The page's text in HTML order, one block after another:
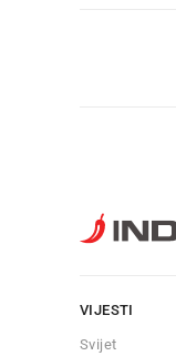
VIJESTI
Svijet